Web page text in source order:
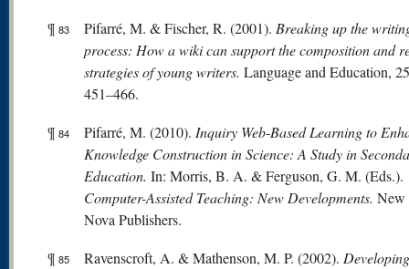
¶ 83 Pifarré, M. & Fischer, R. (2001). Breaking up the
process: How a wiki can support the composition and
strategies of young writers. Language and Education,
451–466.
¶ 84 Pifarré, M. (2010). Inquiry Web-Based Learning to
Knowledge Construction in Science: A Study in
Education. In: Morris, B. A. & Ferguson, G. M. (Eds.).
Computer-Assisted Teaching: New Developments. New
Nova Publishers.
¶ 85 Ravenscroft, A. & Mathenson, M. P. (2002).